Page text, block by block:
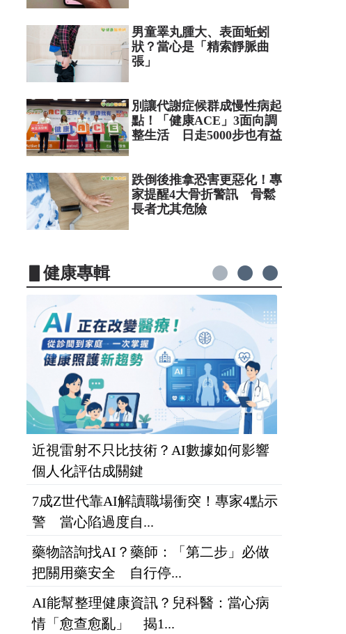
男童睪丸腫大、表面蚯蚓
狀？當心是「精索靜脈曲
張」
別讓代謝症候群成慢性病起
點！「健康ACE」3面向調
整生活 日走5000步也有益
跌倒後推拿恐害更惡化！專
家提醒4大骨折警訊 骨鬆
長者尤其危險
▋健康專輯
近視雷射不只比技術？AI數據如何影響
個人化評估成關鍵
7成Z世代靠AI解讀職場衝突！專家4點示
警 當心陷過度自...
藥物諮詢找AI？藥師：「第二步」必做
把關用藥安全 自行停...
AI能幫整理健康資訊？兒科醫：當心病
情「愈查愈亂」 揭1...